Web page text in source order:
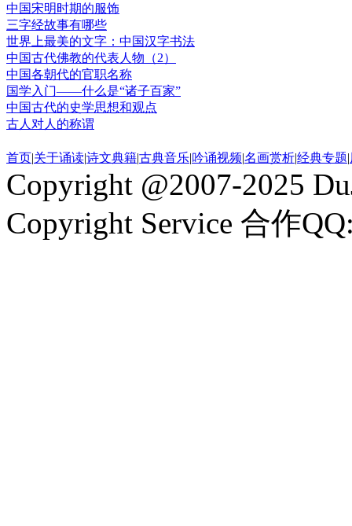
中国宋明时期的服饰
三字经故事有哪些
世界上最美的文字：中国汉字书法
中国古代佛教的代表人物（2）
中国各朝代的官职名称
国学入门——什么是“诸子百家”
中国古代的史学思想和观点
古人对人的称谓
首页|关于诵读|诗文典籍|古典音乐|吟诵视频|名画赏析|经典专题|
Copyright @2007-2025
Copyright Service 合作